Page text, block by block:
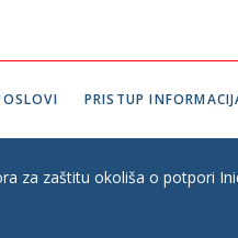
PRISTUP
za zaštitu okoliša o potpori